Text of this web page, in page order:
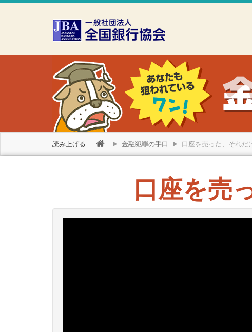
本文へスキップ
障がい者向け相談窓口
読み上げる 金融犯罪の手口 口座を売った、それだ
口座を売